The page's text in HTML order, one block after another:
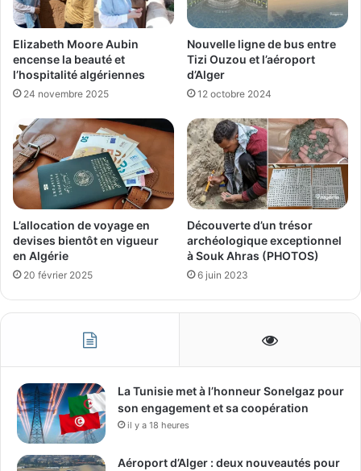
Elizabeth Moore Aubin
encense la beauté et
l’hospitalité algériennes
24 novembre 2025
Nouvelle ligne de bus entre
Tizi Ouzou et l’aéroport
d’Alger
12 octobre 2024
L’allocation de voyage en
devises bientôt en vigueur
en Algérie
20 février 2025
Découverte d’un trésor
archéologique exceptionnel
à Souk Ahras (PHOTOS)
6 juin 2023
La Tunisie met à l’honneur Sonelgaz pour
son engagement et sa coopération
il y a 18 heures
Aéroport d’Alger : deux nouveautés pour